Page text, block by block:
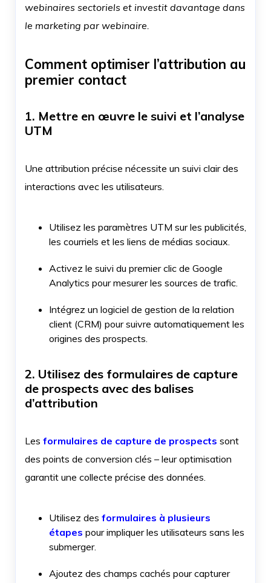
webinaires sectoriels et investit davantage dans
le marketing par webinaire.
Comment optimiser l’attribution au
premier contact
1. Mettre en œuvre le suivi et l’analyse
UTM
Une attribution précise nécessite un suivi clair des
interactions avec les utilisateurs.
Utilisez les paramètres UTM sur les publicités,
les courriels et les liens de médias sociaux.
Activez le suivi du premier clic de Google
Analytics pour mesurer les sources de trafic.
Intégrez un logiciel de gestion de la relation
client (CRM) pour suivre automatiquement les
origines des prospects.
2. Utilisez des formulaires de capture
de prospects avec des balises
d’attribution
Les formulaires de capture de prospects sont
des points de conversion clés – leur optimisation
garantit une collecte précise des données.
Utilisez des formulaires à plusieurs
étapes pour impliquer les utilisateurs sans les
submerger.
Ajoutez des champs cachés pour capturer